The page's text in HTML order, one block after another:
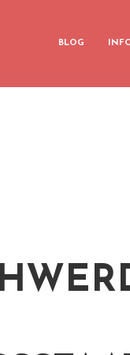
BLOG